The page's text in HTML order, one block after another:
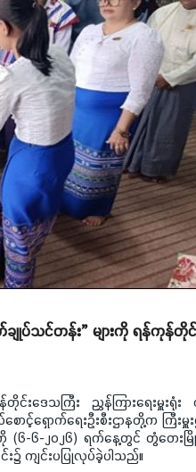
ျုပ်သင်တန်း” များကို ရန်ကုန်တို
န်တိုင်းဒေသကြီး ညွှန်ကြားရေးမှူးရုံ
ောင့်ရှောက်ရေးဦးစီးဌာနတို့က ကြီး
(၆-၆-၂၀၂၆) ရက်နေ့တွင် တွံတေးမ
င်း၌ ကျင်းပပြုလုပ်ခဲ့ပါသည်။